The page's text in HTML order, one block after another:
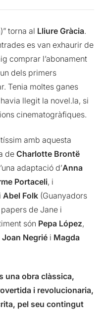
torna al Lliure Gràcia.
es van exhaurir de
comprar l’abonament
dels primers
Tenia moltes ganes
llegit la novel.la, si
cinematogràfiques.
amb aquesta
deCharlotte Brontë
adaptació d’Anna
Portaceli, i
iAbel Folk (Guanyadors
de Jane i
són Pepa López,
Joan Negrié i Magda
una obra clàssica,
i revolucionaria,
pel seu contingut